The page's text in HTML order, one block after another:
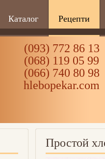
Каталог Рецепти
(093) 772 86 13
(068) 119 05 99
(066) 740 80 98
hlebopekar.com
Простой